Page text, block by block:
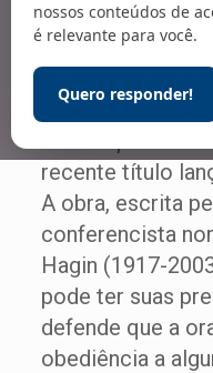
nossos conteúdos de
é relevante para você.
Quero responder!
A
recente título
A obra, escrita
conferencista
Hagin (1917-
pode ter suas
defende que a
obediência a